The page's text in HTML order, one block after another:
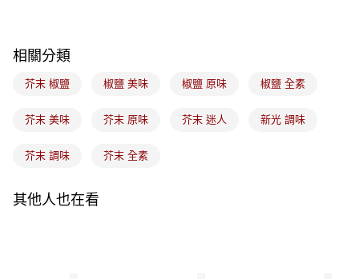
相關分類
芥末 椒鹽 椒鹽 美味 椒鹽 原味 椒鹽 全素
芥末 美味 芥末 原味 芥末 迷人 新光 調味
芥末 調味 芥末 全素
其他人也在看